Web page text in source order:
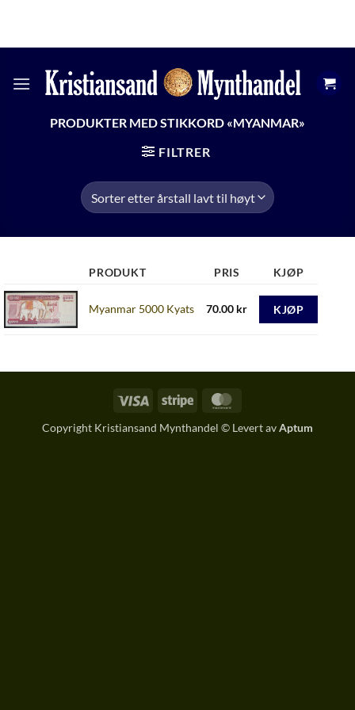
content
PRODUKTER MED STIKKORD «MYANMAR»
FILTRER
PRODUKT PRIS KJØP
Myanmar 5000 Kyats 70.00 kr KJØP
Visa Stripe
Copyright Kristiansand Mynthandel © Levert avAptum